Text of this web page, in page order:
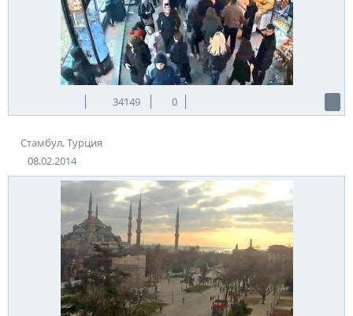
34149 0
Стамбул, Турция
08.02.2014